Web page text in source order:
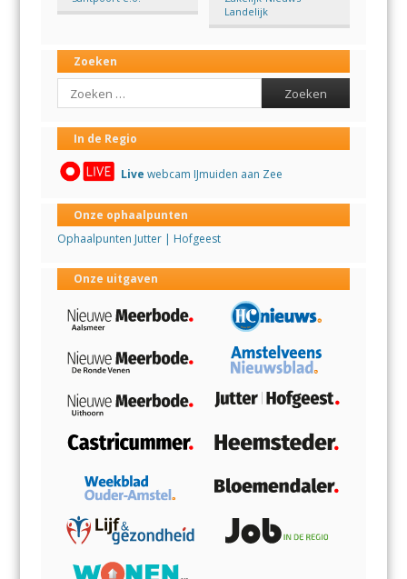
Landelijk
Zoeken
Search
In de Regio
Live webcam IJmuiden aan Zee
Onze ophaalpunten
Ophaalpunten Jutter | Hofgeest
Onze uitgaven